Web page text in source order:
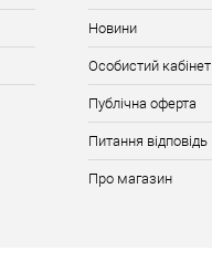
Новини
Особистий кабінет
Публічна оферта
Питання відповідь
Про магазин